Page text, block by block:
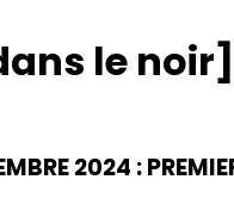
le
2024 :